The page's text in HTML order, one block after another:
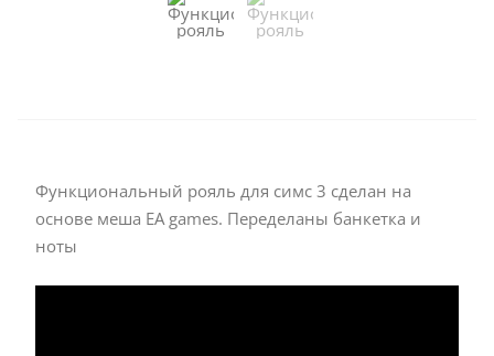
Функциональный рояль для симс 3 сделан на
основе меша EA games. Переделаны банкетка и
ноты